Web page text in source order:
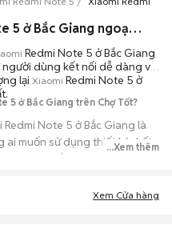
Điện thoại Xiaomi Redmi Note 5 ở Bắc Giang ngoại hình đẹp
Redmi Note 5 ở Bắc Giang
dùng kết nối dễ dàng với
lại Xiaomi Redmi Note 5 ở
5 ở Bắc Giang trên Chợ Tốt?
Note 5 ở Bắc Giang là
muốn sử dụng thiết bị chất
mức giá đắt đỏ của máy mới.
lý hoặc cửa hàng, với đầy
...Xem thêm
Xem Cửa hàng